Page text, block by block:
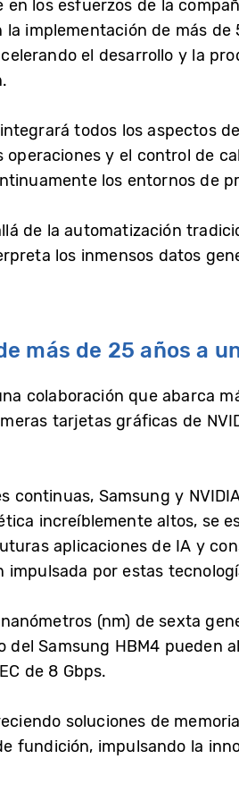
los esfuerzos de la
implementación de más
el desarrollo y la
todos los aspectos
operaciones y el control de
los entornos de
de la automatización
los inmensos datos
más de 25 años a
colaboración que abarca
tarjetas gráficas de
continuas, Samsung y
increíblemente altos, se
aplicaciones de IA y
por estas
(nm) de sexta
Samsung HBM4 pueden
de 8 Gbps.
soluciones de
fundición, impulsando la